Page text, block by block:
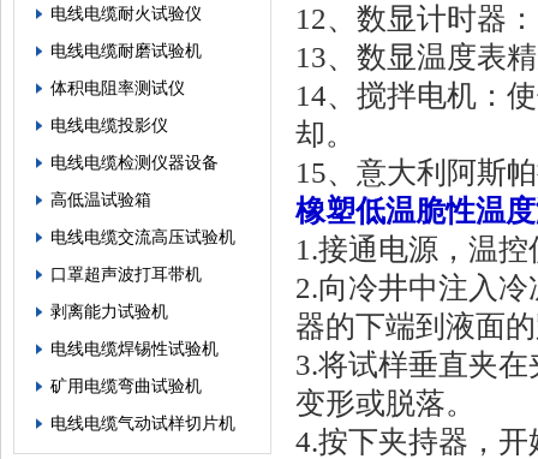
电线电缆耐火试验仪
电线电缆耐磨试验机
体积电阻率测试仪
电线电缆投影仪
电线电缆检测仪器设备
高低温试验箱
电线电缆交流高压试验机
口罩超声波打耳带机
剥离能力试验机
电线电缆焊锡性试验机
矿用电缆弯曲试验机
电线电缆气动试样切片机
12、数显计时器
13、数显温度表
14、搅拌电机：
却。
15、意大利阿斯
橡塑低温脆性温
1.接通电源，温
2.向冷井中注入
器的下端到液面
3.将试样垂直夹
变形或脱落。
4.按下夹持器，